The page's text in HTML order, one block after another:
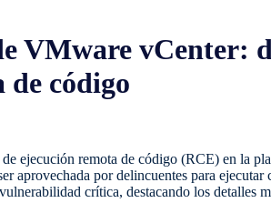
VMware vCenter:
de código
ejecución remota de código (RCE) en la
aprovechada por delincuentes para
crítica, destacando los detalles